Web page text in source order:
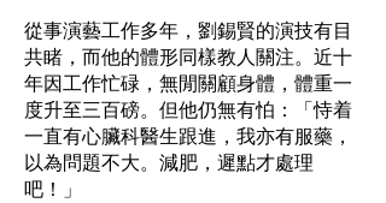
從事演藝工作多年，劉錫賢的演技有目
共睹，而他的體形同樣教人關注。近十
年因工作忙碌，無閒關顧身體，體重一
度升至三百磅。但他仍無有怕：「恃着
一直有心臟科醫生跟進，我亦有服藥，
以為問題不大。減肥，遲點才處理
吧！」